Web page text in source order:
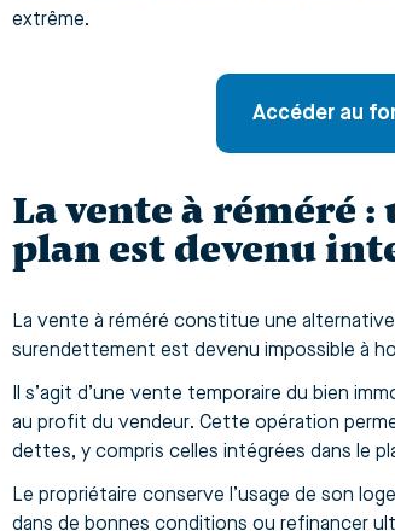
extrême.
Accéder au
La vente à réméré
plan est devenu
La vente à réméré constitue une
surendettement est devenu impossible à
Il s’agit d’une vente temporaire du bien
au profit du vendeur. Cette opération
dettes, y compris celles intégrées dans le
Le propriétaire conserve l’usage de son
dans de bonnes conditions ou refinancer